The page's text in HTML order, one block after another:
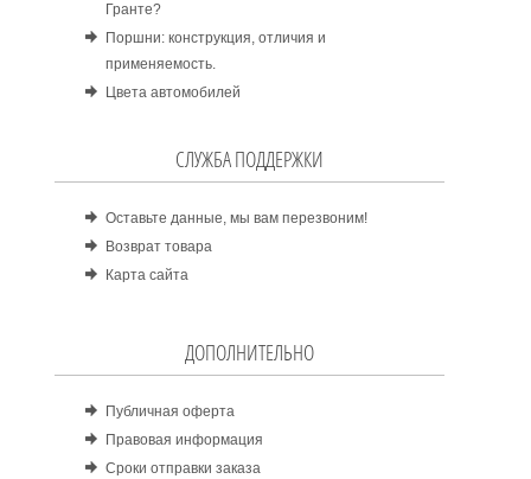
Гранте?
Поршни: конструкция, отличия и
применяемость.
Цвета автомобилей
СЛУЖБА ПОДДЕРЖКИ
Оставьте данные, мы вам перезвоним!
Возврат товара
Карта сайта
ДОПОЛНИТЕЛЬНО
Публичная оферта
Правовая информация
Сроки отправки заказа